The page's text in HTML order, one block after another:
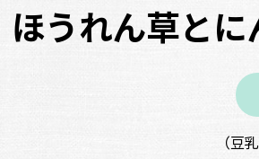
ほうれん草と
豆